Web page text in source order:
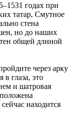
годах при
татар, Смутное
стена
но до наших
общей длиной
через арку
в глаза, это
и шатровая
находится